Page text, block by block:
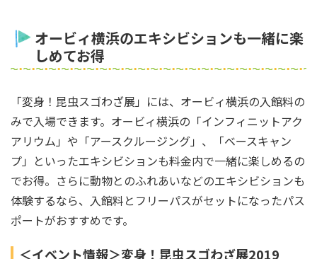
オービィ横浜のエキシビションも一緒に楽
しめてお得
「変身！昆虫スゴわざ展」には、オービィ横浜の入館料の
みで入場できます。オービィ横浜の「インフィニットアク
アリウム」や「アースクルージング」、「ベースキャン
プ」といったエキシビションも料金内で一緒に楽しめるの
でお得。さらに動物とのふれあいなどのエキシビションも
体験するなら、入館料とフリーパスがセットになったパス
ポートがおすすめです。
＜イベント情報＞変身！昆虫スゴわざ展2019